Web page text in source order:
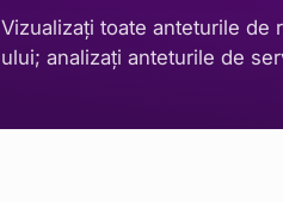
Vizualizați toate anteturile de
ului; analizați anteturile de